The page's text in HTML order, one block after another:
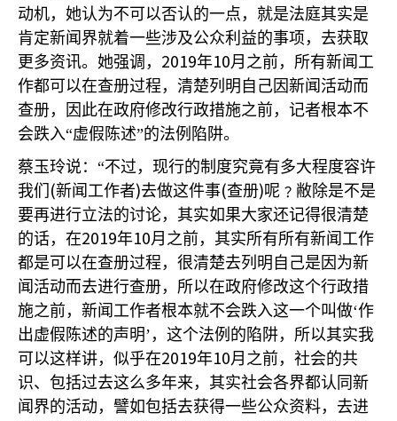
动机，她认为不可以否认的一点，就是法庭其实是
肯定新闻界就着一些涉及公众利益的事项，去获取
更多资讯。她强调， 2019年10月之前，所有新闻工
作都可以在查册过程，清楚列明自己因新闻活动而
查册，因此在政府修改行政措施之前，记者根本不
会跌入“虚假陈述”的法例陷阱。
蔡玉玲说：“不过，现行的制度究竟有多大程度容许
我们 (新闻工作者)去做这件事(查册)呢﹖敝除是不是
要再进行立法的讨论，其实如果大家还记得很清楚
的话，在2019年10月之前，其实所有所有新闻工作
都是可以在查册过程，很清楚去列明自己是因为新
闻活动而去进行查册，所以在政府修改这个行政措
施之前，新闻工作者根本就不会跌入这一个叫做‘作
出虚假陈述的声明’，这个法例的陷阱，所以其实我
可以这样讲，似乎在2019年10月之前，社会的共
识、包括过去这么多年来，其实社会各界都认同新
闻界的活动，譬如包括去获得一些公众资料，去进